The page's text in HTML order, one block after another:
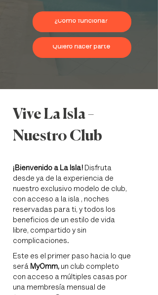
¿Cómo funciona?
Quiero hacer parte
Vive La Isla –
Nuestro Club
¡Bienvenido a La Isla! Disfruta
desde ya de la experiencia de
nuestro exclusivo modelo de club,
con acceso a la isla , noches
reservadas para ti, y todos los
beneficios de un estilo de vida
libre, compartido y sin
complicaciones.
Este es el primer paso hacia lo que
será MyOmm, un club completo
con acceso a múltiples casas por
una membresía mensual de